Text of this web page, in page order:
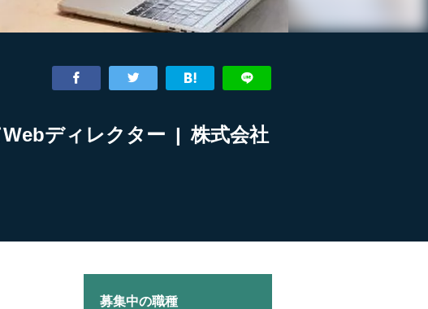
Webディレクター | 株式会社
募集中の職種